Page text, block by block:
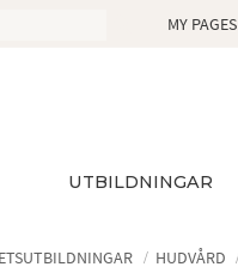
MY PAGES
UTBILDNINGAR
HUDVÅRD